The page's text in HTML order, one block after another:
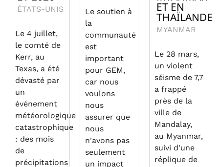
ÉTATS-UNIS
Le 4 juillet,
le comté de
Kerr, au
Texas, a été
dévasté par
un
événement
météorologique
catastrophique
: des mois
de
précipitations
Le soutien à
la
communauté
est
important
pour GEM,
car nous
voulons
nous
assurer que
nous
n'avons pas
seulement
un impact
ET EN
THAÏLANDE
MYANMAR
Le 28 mars,
un violent
séisme de 7,7
a frappé
près de la
ville de
Mandalay,
au Myanmar,
suivi d'une
réplique de